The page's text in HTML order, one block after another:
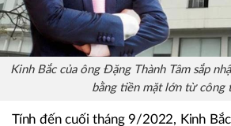
Kinh Bắc của ông Đặng Thành Tâm sắp
bằng tiền mặt lớn từ công
Tính đến cuối tháng 9/2022, Kinh